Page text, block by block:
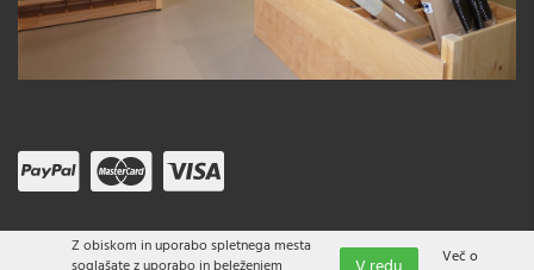
Z obiskom in uporabo spletnega mesta
Več o